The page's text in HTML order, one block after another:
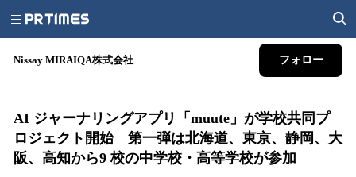
Nissay MIRAIQA株式会社 フォロー
AI ジャーナリングアプリ「muute」が学校共同プ
ロジェクト開始 第一弾は北海道、東京、静岡、大
阪、高知から9 校の中学校・高等学校が参加